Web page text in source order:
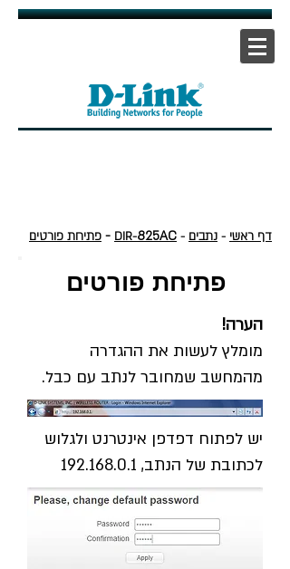
אתר ראשי
דף ראשי - נתבים -
DIR-825AC
- פתיחת פורטים
פתיחת פורטים
הערה!
מומלץ לעשות את ההגדרה
מהמחשב שמחובר לנתב עם כבל.
יש לפתוח דפדפן אינטרנט ולגלוש
לכתובת של הנתב, 192.168.0.1